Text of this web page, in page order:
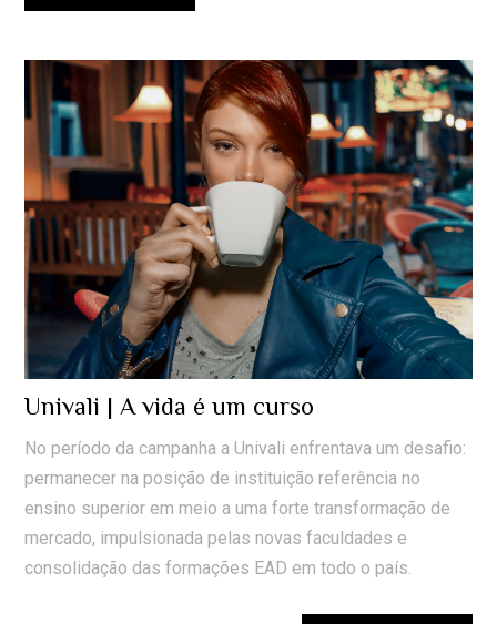
Univali | A vida é um curso
No período da campanha a Univali enfrentava um desafio:
permanecer na posição de instituição referência no
ensino superior em meio a uma forte transformação de
mercado, impulsionada pelas novas faculdades e
consolidação das formações EAD em todo o país.